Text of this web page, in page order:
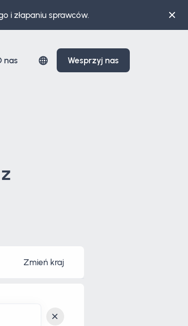
i złapaniu sprawców.
nas Wesprzyj nas
Zmień kraj